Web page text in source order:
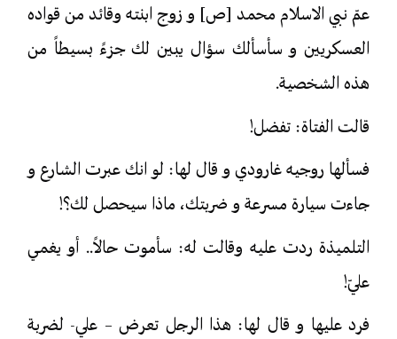
عمّ نبي الاسلام محمد [ص] و زوج ابنته وقائد من قواده
العسكريين و سأسألك سؤال يبين لك جزءً بسيطاً من
هذه الشخصية.
قالت الفتاة: تفضل!
فسألها روجيه غارودي و قال لها: لو انك عبرت الشارع و
جاءت سيارة مسرعة و ضربتك، ماذا سيحصل لك؟!
التلميذة ردت عليه وقالت له: سأموت حالاً.. أو يغمي
عليّ!
فرد عليها و قال لها: هذا الرجل تعرض – علي- لضربة